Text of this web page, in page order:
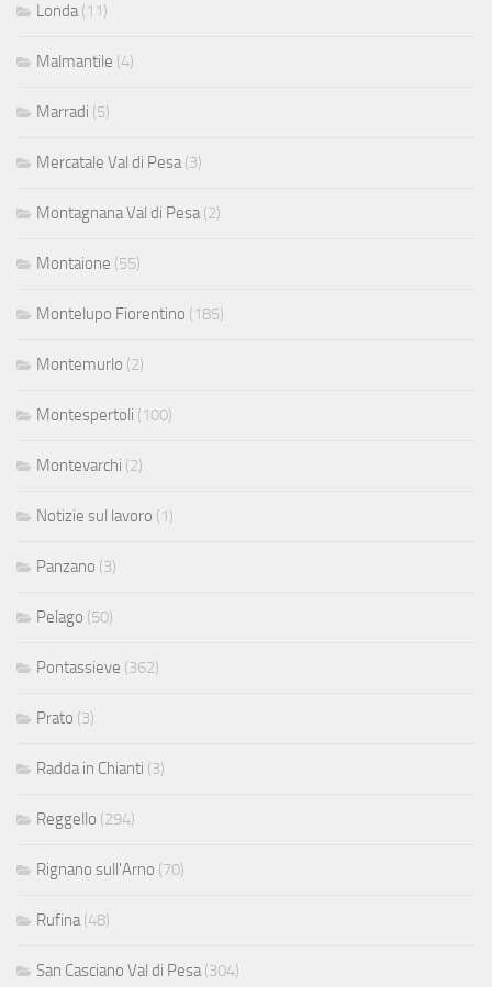
Londa(11)
Malmantile (4)
Marradi (5)
Mercatale Val di Pesa(3)
Montagnana Val di Pesa(2)
Montaione (55)
Montelupo Fiorentino (185)
Montemurlo (2)
Montespertoli (100)
Montevarchi (2)
Notizie sul lavoro (1)
Panzano (3)
Pelago (50)
Pontassieve (362)
Prato (3)
Radda in Chianti (3)
Reggello (294)
Rignano sull'Arno (70)
Rufina(48)
San Casciano Val di Pesa(304)